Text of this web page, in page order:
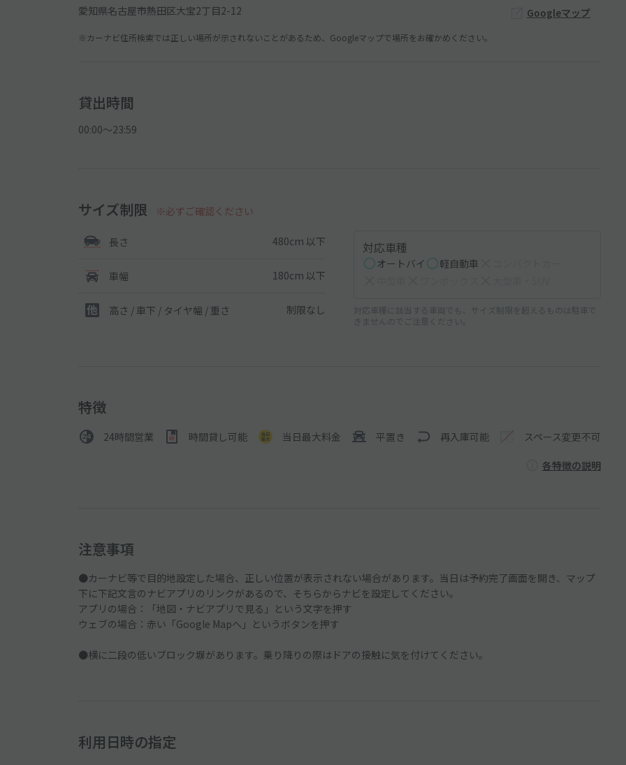
愛知県名古屋市熱田区大宝2丁目2-12 Googleマップ
※カーナビ住所検索では正しい場所が示されないことがあるため、Googleマップで場所をお確かめください。
貸出時間
00:00〜23:59
サイズ制限 ※必ずご確認ください
長さ 480cm 以下
車幅 180cm 以下
高さ / 車下 / タイヤ幅 / 重さ 制限なし
対応車種
オートバイ 軽自動車
対応車種に該当する車両でも、サイズ制限を超えるものは駐車で
きませんのでご注意ください。
特徴
24時間営業 時間貸し可能 当日最大料金 平置き 再入庫可能 スペース変更不可
各特徴の説明
注意事項
●カーナビ等で目的地設定した場合、正しい位置が表示されない場合があります。当日は予約完了画面を開き、マップ
下に下記文言のナビアプリのリンクがあるので、そちらからナビを設定してください。
アプリの場合：「地図・ナビアプリで見る」という文字を押す
ウェブの場合：赤い「Google Mapへ」というボタンを押す
●横に二段の低いブロック塀があります。乗り降りの際はドアの接触に気を付けてください。
利用日時の指定